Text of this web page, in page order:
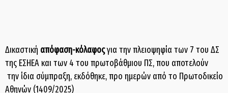
Δικαστική απόφαση-κόλαφοςγια την πλειοψηφία των 7 του ΔΣ
της ΕΣΗΕΑ και των 4 του πρωτοβάθμιου ΠΣ, που αποτελούν
την ίδια σύμπραξη, εκδόθηκε, προ ημερών από το Πρωτοδικείο
Αθηνών (1409/2025)